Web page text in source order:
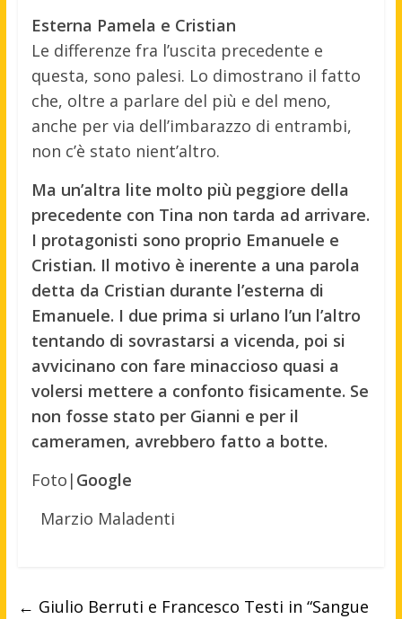
Esterna Pamela e Cristian
Le differenze fra l’uscita precedente e
questa, sono palesi. Lo dimostrano il fatto
che, oltre a parlare del più e del meno,
anche per via dell’imbarazzo di entrambi,
non c’è stato nient’altro.
Ma un’altra lite molto più peggiore della
precedente con Tina non tarda ad arrivare.
I protagonisti sono proprio Emanuele e
Cristian. Il motivo è inerente a una parola
detta da Cristian durante l’esterna di
Emanuele. I due prima si urlano l’un l’altro
tentando di sovrastarsi a vicenda, poi si
avvicinano con fare minaccioso quasi a
volersi mettere a confonto fisicamente. Se
non fosse stato per Gianni e per il
cameramen, avrebbero fatto a botte.
Foto| Google
Marzio Maladenti
← Giulio Berruti e Francesco Testi in “Sangue